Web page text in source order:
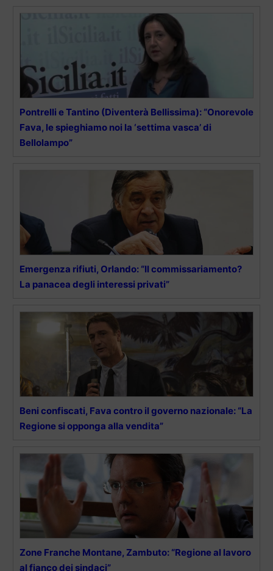
Pontrelli e Tantino (Diventerà Bellissima): “Onorevole
Fava, le spieghiamo noi la ‘settima vasca’ di
Bellolampo”
Emergenza rifiuti, Orlando: “Il commissariamento?
La panacea degli interessi privati”
Beni confiscati, Fava contro il governo nazionale: “La
Regione si opponga alla vendita”
Zone Franche Montane, Zambuto: “Regione al lavoro
al fianco dei sindaci”